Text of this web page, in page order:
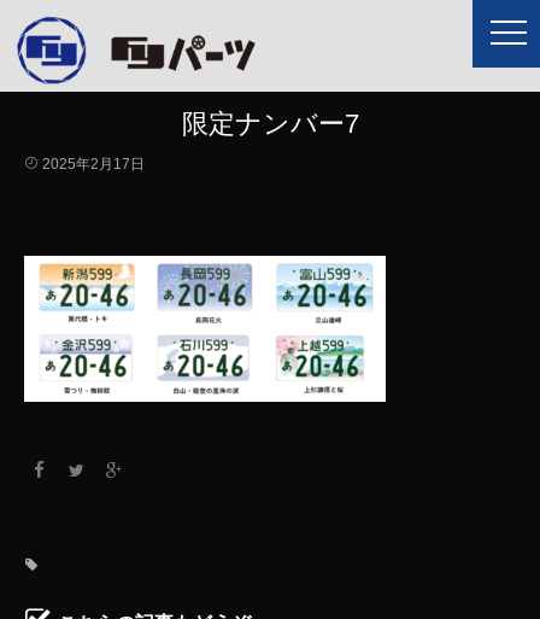
限定ナンバー7
2025年2月17日